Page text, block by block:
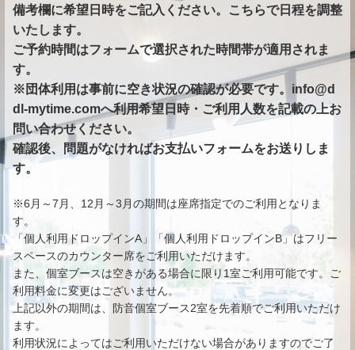
備考欄に希望日時をご記入ください。こちらで日程を調整
いたします。
ご予約時間はフォームで選択された時間帯が適用されま
す。
※団体利用は事前に空き状況の確認が必要です。info@d
dl-mytime.comへ利用希望日時・ご利用人数を記載の上お
問い合わせください。
確認後、問題がなければお支払いフォームをお送りしま
す。
※6月～7月、12月～3月の期間は座席指定でのご利用となりま
す。
「個人利用ドロップインA」「個人利用ドロップインB」はフリー
スペースのカウンター席をご利用いただけます。
また、個室ブースは空きがある場合に限り1室ご利用可能です。ご
利用料金に変更はございません。
上記以外の期間は、防音個室ブース2室を先着順でご利用いただけ
ます。
利用状況によってはご利用いただけない場合がありますのでご了